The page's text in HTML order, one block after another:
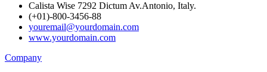
Calista Wise 7292 Dictum Av.Antonio, Italy.
(+01)-800-3456-88
youremail@yourdomain.com
www.yourdomain.com
Company